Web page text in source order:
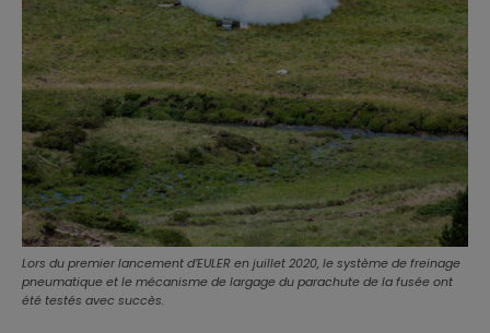
Lors du premier lancement d’EULER en juillet 2020, le système de freinage
pneumatique et le mécanisme de largage du parachute de la fusée ont
été testés avec succès.